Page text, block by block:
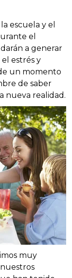
escuela y el
el
a generar
estrés y
un momento
de saber
nueva realidad.
muy